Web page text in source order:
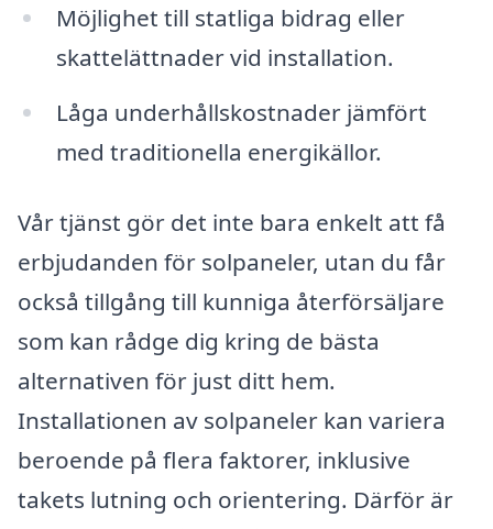
Möjlighet till statliga bidrag eller
skattelättnader vid installation.
Låga underhållskostnader jämfört
med traditionella energikällor.
Vår tjänst gör det inte bara enkelt att få
erbjudanden för solpaneler, utan du får
också tillgång till kunniga återförsäljare
som kan rådge dig kring de bästa
alternativen för just ditt hem.
Installationen av solpaneler kan variera
beroende på flera faktorer, inklusive
takets lutning och orientering. Därför är